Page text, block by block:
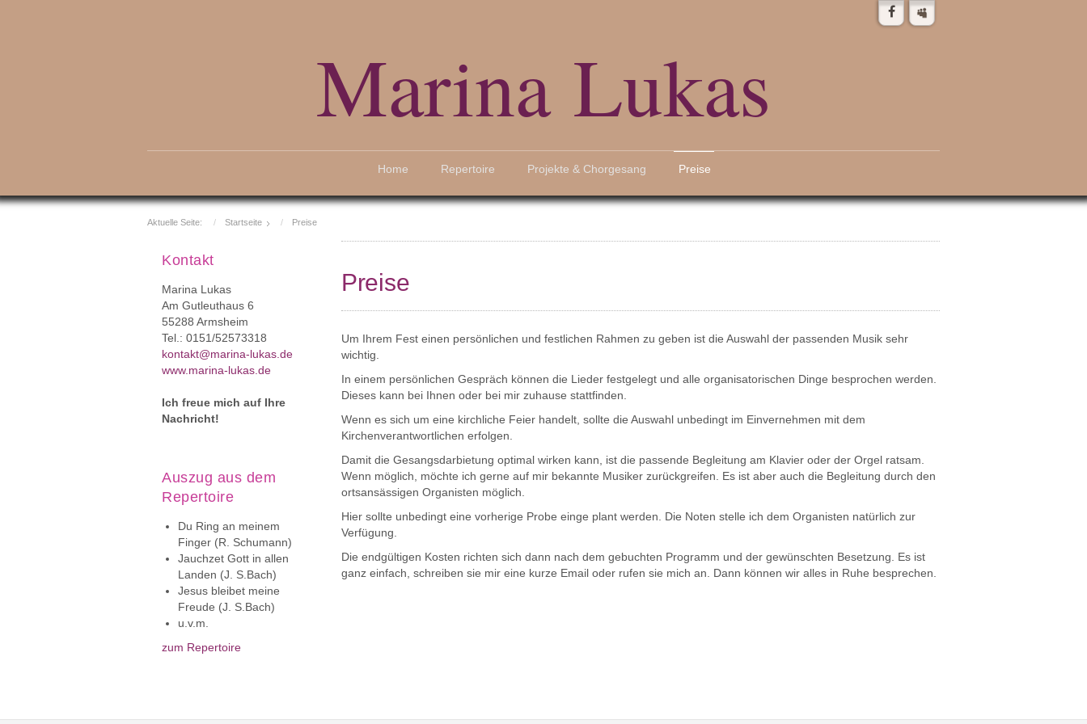
Marina Lukas
Home Repertoire Projekte & Chorgesang Preise
Aktuelle Seite: Startseite Preise
Kontakt
Marina Lukas
Am Gutleuthaus 6
55288 Armsheim
Tel.: 0151/52573318
kontakt@marina-lukas.de
www.marina-lukas.de
Ich freue mich auf Ihre
Nachricht!
Auszug aus dem
Repertoire
Du Ring an meinem
Finger (R. Schumann)
Jauchzet Gott in allen
Landen (J. S.Bach)
Jesus bleibet meine
Freude (J. S.Bach)
u.v.m.
zum Repertoire
Preise
Um Ihrem Fest einen persönlichen und festlichen Rahmen zu geben ist die Auswahl der passenden Musik sehr
wichtig.
In einem persönlichen Gespräch können die Lieder festgelegt und alle organisatorischen Dinge besprochen werden.
Dieses kann bei Ihnen oder bei mir zuhause stattfinden.
Wenn es sich um eine kirchliche Feier handelt, sollte die Auswahl unbedingt im Einvernehmen mit dem
Kirchenverantwortlichen erfolgen.
Damit die Gesangsdarbietung optimal wirken kann, ist die passende Begleitung am Klavier oder der Orgel ratsam.
Wenn möglich, möchte ich gerne auf mir bekannte Musiker zurückgreifen. Es ist aber auch die Begleitung durch den
ortsansässigen Organisten möglich.
Hier sollte unbedingt eine vorherige Probe einge plant werden. Die Noten stelle ich dem Organisten natürlich zur
Verfügung.
Die endgültigen Kosten richten sich dann nach dem gebuchten Programm und der gewünschten Besetzung. Es ist
ganz einfach, schreiben sie mir eine kurze Email oder rufen sie mich an. Dann können wir alles in Ruhe besprechen.